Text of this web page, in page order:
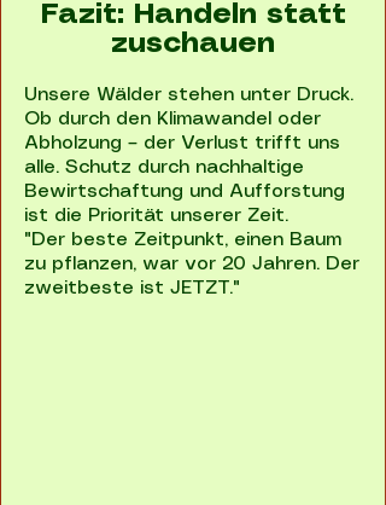
Fazit: Handeln statt
zuschauen
Unsere Wälder stehen unter Druck.
Ob durch den Klimawandel oder
Abholzung – der Verlust trifft uns
alle. Schutz durch nachhaltige
Bewirtschaftung und Aufforstung
ist die Priorität unserer Zeit.
"Der beste Zeitpunkt, einen Baum
zu pflanzen, war vor 20 Jahren. Der
zweitbeste ist JETZT."